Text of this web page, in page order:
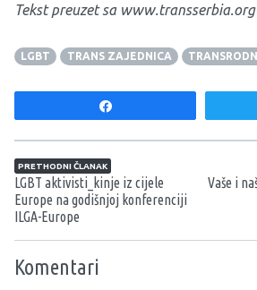
Tekst preuzet sa www.transserbia.org
LGBT TRANS ZAJEDNICA
Navigacija članaka
PRETHODNI ČLANAK
LGBT aktivisti_kinje iz cijele
Europe na godišnjoj konferenciji
ILGA-Europe
Vaše i
Komentari